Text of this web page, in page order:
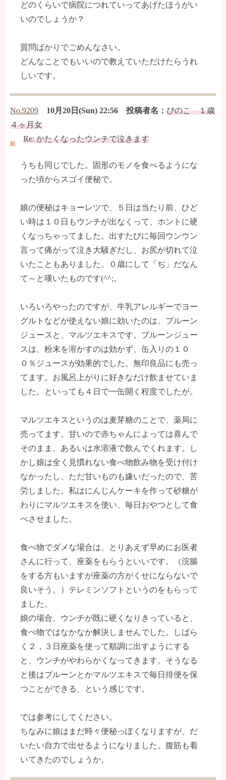
どのくらいで病院につれていってあげたほうがい
いのでしょうか？
質問ばかりでごめんなさい。
どんなことでもいいので教えていただけたらうれ
しいです。
No.9209 10月20日(Sun) 22:56 投稿者名： ぴのこ １歳
４ヶ月女
Re: かたくなったウンチで泣きます
うちも同じでした。固形のモノを食べるようにな
った頃からスゴイ便秘で。
娘の便秘はキョーレツで、５日は当たり前、ひど
い時は１０日もウンチが出なくって、ホントに硬
くなっちゃってました。出すたびに毎回ウンウン
言って痛がって泣き大騒ぎだし、お尻が切れて泣
いたこともありました。０歳にして「ぢ」だなん
て～と嘆いたものです(^^;。
いろいろやったのですが、牛乳アレルギーでヨー
グルトなどが使えない娘に効いたのは、プルーン
ジュースと、マルツエキスです。プルーンジュー
スは、粉末を溶かすのは効かず、缶入りの１０
０％ジュースが効果的でした。無印良品にも売っ
てます。お風呂上がりに好きなだけ飲ませていま
した。といっても４日で一缶開く程度でしたが。
マルツエキスというのは麦芽糖のことで、薬局に
売ってます。甘いので赤ちゃんによっては喜んで
そのまま、あるいは水溶液で飲んでくれます。し
かし娘は全く見慣れない食べ物飲み物を受け付け
なかったし、ただ甘いものも嫌いだったので、苦
労しました。私はにんじんケーキを作って砂糖が
わりにマルツエキスを使い、毎日おやつとして食
べさせました。
食べ物でダメな場合は、とりあえず早めにお医者
さんに行って、座薬をもらうといいです。（浣腸
をする方もいますが座薬の方がくせにならないで
良いそう。）テレミンソフトというのをもらって
ました。
娘の場合、ウンチが既に硬くなりきっていると、
食べ物ではなかなか解決しませんでした。しばら
く２，３日座薬を使って順調に出すようにする
と、ウンチがやわらかくなってきます。そうなる
と後はプルーンとかマルツエキスで毎日排便を保
つことができる、という感じです。
では参考にしてください。
ちなみに娘はまだ時々便秘っぽくなりますが、だ
いたい自力で出せるようになりました。腹筋も着
いてきたのでしょうか。